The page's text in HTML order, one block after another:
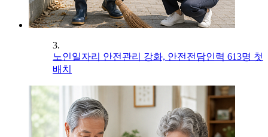
3.
노인일자리 안전관리 강화, 안전전담인력 613명 첫
배치